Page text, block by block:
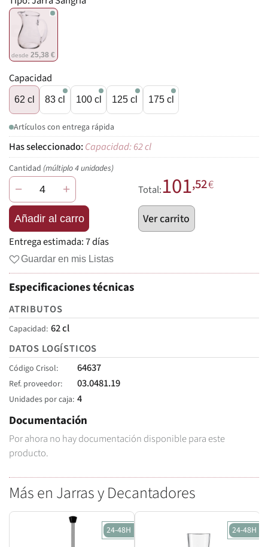
desde25,38 €
Capacidad
62 cl 83 cl 100 cl 125 cl 175 cl
Artículos con entrega rápida
Capacidad: 62 cl
Cantidad (múltiplo 4 unidades)
− +
Añadir al carro
Total:101,52€
Ver carrito
Entrega estimada:7 días
Guardar en mis Listas
Especificaciones técnicas
ATRIBUTOS
Capacidad 62 cl
DATOS LOGÍSTICOS
Código Crisol 64637
Ref. proveedor 03.0481.19
Unidades por caja 4
Documentación
Por ahora no hay documentación disponible para este
producto.
Más en Jarras y Decantadores
24-48H 24-48H